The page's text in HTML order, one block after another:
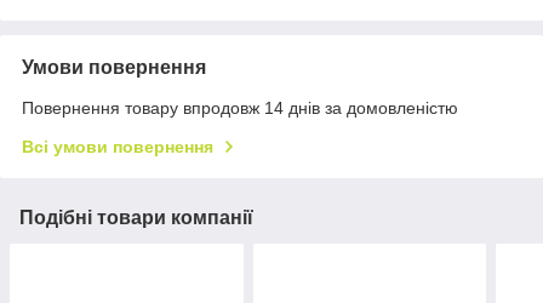
Умови повернення
Повернення товару впродовж 14 днів за домовленістю
Всі умови повернення
Подібні товари компанії